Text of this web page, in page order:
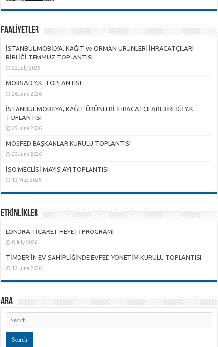
FAALİYETLER
İSTANBUL MOBİLYA, KAĞIT ve ORMAN ÜRÜNLERİ İHRACATÇILARI
BİRLİĞİ TEMMUZ TOPLANTISI
22 July 2026
MOBSAD Y.K. TOPLANTISI
26 June 2026
İSTANBUL MOBİLYA, KAĞIT ÜRÜNLERİ İHRACATÇILARI BİRLİĞİ Y.K.
TOPLANTISI
25 June 2026
MOSFED BAŞKANLAR KURULU TOPLANTISI
23 June 2026
İSO MECLİSİ MAYIS AYI TOPLANTISI
13 May 2026
ETKİNLİKLER
LONDRA TİCARET HEYETİ PROGRAMI
8 July 2026
TİMDER’İN EV SAHİPLİĞİNDE EVFED YÖNETİM KURULU TOPLANTISI
12 June 2026
ARA